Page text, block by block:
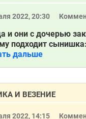
2022, 20:30
и они с дочерью
подходит сынишка:
дальше
И ВЕЗЕНИЕ
2022, 14:15